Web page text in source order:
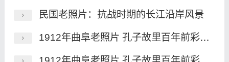
民国老照片：抗战时期的长江沿岸风景
1912年曲阜老照片 孔子故里百年前彩色影像（上）